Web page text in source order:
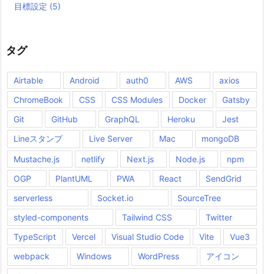
目標設定 (5)
タグ
Airtable Android auth0 AWS
axios
ChromeBook
CSS CSS Modules Docker
Gatsby
Git
GitHub GraphQL Heroku
Jest
Lineスタンプ
Live Server Mac mongoDB
Mustache.js netlify Next.js Node.js
npm
OGP
PlantUML PWA React
SendGrid
serverless
Socket.io
SourceTree
styled-components
Tailwind CSS
Twitter
TypeScript
Vercel Visual Studio Code Vite
Vue3
webpack
Windows WordPress アイコン